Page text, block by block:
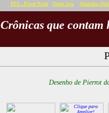
PPS - Power Point· Quem Sou· Símbolos
Crônicas que contam
Desenho de Pierrot